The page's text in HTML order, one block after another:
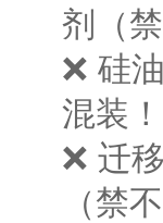
剂（
❌ 硅
混装
❌ 迁
（禁